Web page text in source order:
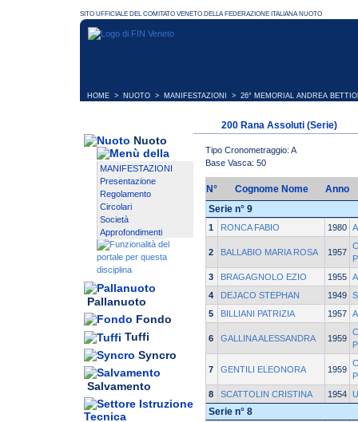
HOME > NUOTO > MANIFESTAZIONI > 26° MEMORIAL ANDREA
Nuoto
MANIFESTAZIONI
Presentazione
Regolamento
Circolari
Società
Approfondimenti
Pallanuoto
Fondo
Tuffi
Syncro
Salvamento
200 Rana Assoluti (Serie)
Tipo Cronometraggio: A
Base Vasca: 50
N° Cognome Nome
Anno
Serie n° 9
1 RONCA FABIO 1980
2 BALLABIO MARIA ROSA 1957
3
BRAGAGNOLO EZIO 1955
4
DEJACO STEPHAN 1949
5
BILLIANI PATRIZIA 1957
6 GALLINA ALESSANDRA 1959
7 GENTILI ELEONORA 1959
8
SCATTOLIN CRISTINA 1954
Serie n° 8